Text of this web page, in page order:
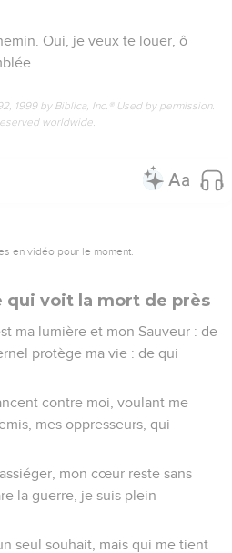
Oui, je veux te louer, ô
1999 by Biblica, Inc.® Used by permission.
worldwide.
en vidéo pour le moment.
qui voit la mort de près
ma lumière et mon Sauveur : de
protège ma vie : de qui
contre moi, voulant me
mes oppresseurs, qui
mon cœur reste sans
la guerre, je suis plein
seul souhait, mais qui me tient